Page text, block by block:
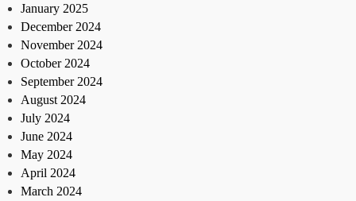
January 2025
December 2024
November 2024
October 2024
September 2024
August 2024
July 2024
June 2024
May 2024
April 2024
March 2024